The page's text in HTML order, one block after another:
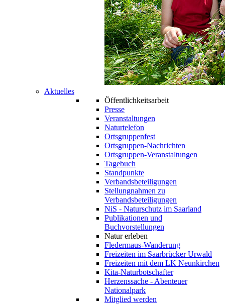
Aktuelles
Öffentlichkeitsarbeit
Presse
Veranstaltungen
Naturtelefon
Ortsgruppenfest
Ortsgruppen-Nachrichten
Ortsgruppen-Veranstaltungen
Tagebuch
Standpunkte
Verbandsbeteiligungen
Stellungnahmen zu
Verbandsbeteiligungen
NiS - Naturschutz im Saarland
Publikationen und
Buchvorstellungen
Natur erleben
Fledermaus-Wanderung
Freizeiten im Saarbrücker Urwald
Freizeiten mit dem LK Neunkirchen
Kita-Naturbotschafter
Herzenssache - Abenteuer
Nationalpark
Mitglied werden